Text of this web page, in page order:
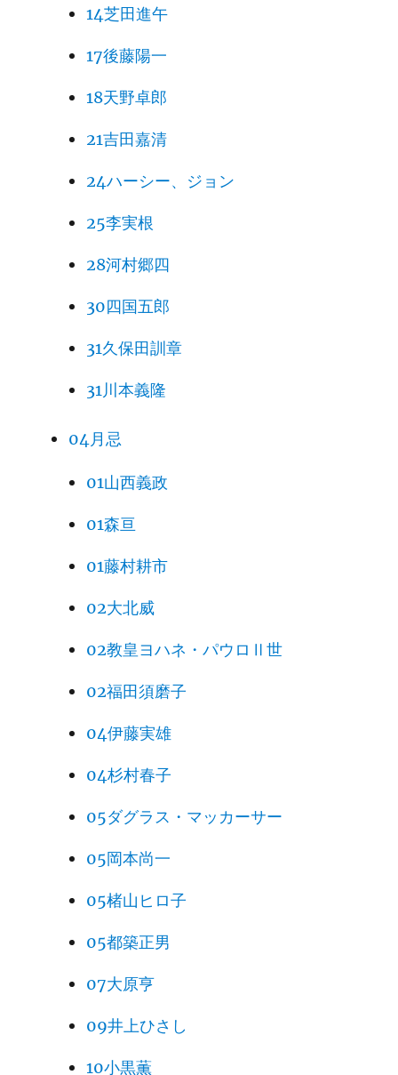
14芝田進午
17後藤陽一
18天野卓郎
21吉田嘉清
24ハーシー、ジョン
25李実根
28河村郷四
30四国五郎
31久保田訓章
31川本義隆
04月忌
01山西義政
01森亘
01藤村耕市
02大北威
02教皇ヨハネ・パウロⅡ世
02福田須磨子
04伊藤実雄
04杉村春子
05ダグラス・マッカーサー
05岡本尚一
05楮山ヒロ子
05都築正男
07大原亨
09井上ひさし
10小黒薫